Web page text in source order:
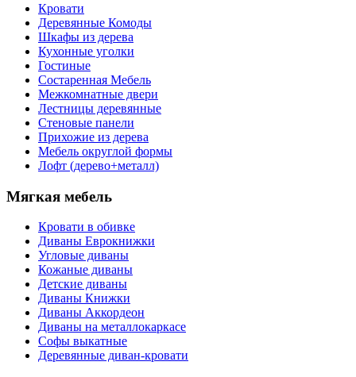
Кровати
Деревянные Комоды
Шкафы из дерева
Кухонные уголки
Гостиные
Состаренная Мебель
Межкомнатные двери
Лестницы деревянные
Стеновые панели
Прихожие из дерева
Мебель округлой формы
Лофт (дерево+металл)
Мягкая мебель
Кровати в обивке
Диваны Еврокнижки
Угловые диваны
Кожаные диваны
Детские диваны
Диваны Книжки
Диваны Аккордеон
Диваны на металлокаркасе
Софы выкатные
Деревянные диван-кровати